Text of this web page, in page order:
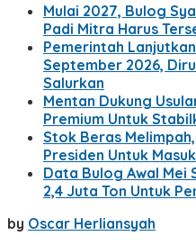
Mulai 2027, Bulog
Padi Mitra Harus
Pemerintah
September 2026,
Salurkan
Mentan Dukung
Premium Untuk
Stok Beras
Presiden Untuk
Data Bulog Awal Mei
2,4 Juta Ton Untuk
by Oscar Herliansyah